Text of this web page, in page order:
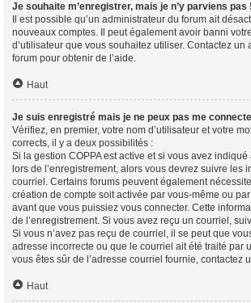
Je souhaite m’enregistrer, mais je n’y parviens pas !
Il est possible qu’un administrateur du forum ait
nouveaux comptes. Il peut également avoir banni
d’utilisateur que vous souhaitez utiliser. Contactez un
forum pour obtenir de l’aide.
Haut
Je suis enregistré mais je ne peux pas me
Vérifiez, en premier, votre nom d’utilisateur et votre
corrects, il y a deux possibilités :
Si la gestion COPPA est active et si vous avez
lors de l’enregistrement, alors vous devrez suivre les
courriel. Certains forums peuvent également
création de compte soit activée par vous-même ou
avant que vous puissiez vous connecter. Cette
de l’enregistrement. Si vous avez reçu un courriel,
Si vous n’avez pas reçu de courriel, il se peut que
adresse incorrecte ou que le courriel ait été traité par
vous êtes sûr de l’adresse courriel fournie, contactez
Haut